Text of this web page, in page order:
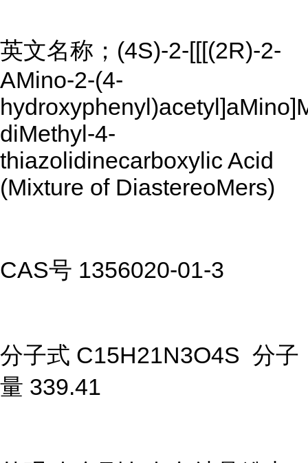
英文名称；(4S)-2-[[[(2R)-2-
AMino-2-(4-
diMethyl-4-
thiazolidinecarboxylic Acid
(Mixture of DiastereoMers)
CAS号 1356020-01-3
分子式 C15H21N3O4S 分子
量 339.41